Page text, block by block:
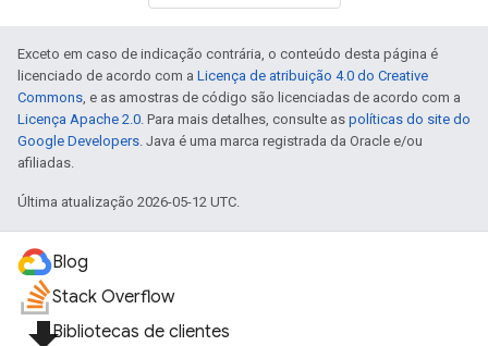
Exceto em caso de indicação contrária, o conteúdo desta página é
licenciado de acordo com a Licença de atribuição 4.0 do Creative
Commons, e as amostras de código são licenciadas de acordo com a
Licença Apache 2.0. Para mais detalhes, consulte as políticas do site do
Google Developers. Java é uma marca registrada da Oracle e/ou
afiliadas.
Última atualização 2026-05-12 UTC.
Blog
Stack Overflow
Bibliotecas de clientes